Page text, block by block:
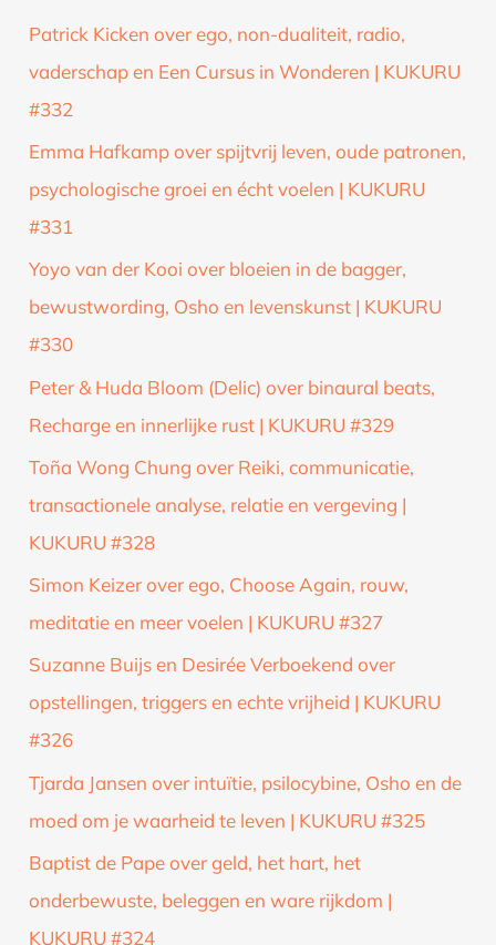
k
a
Patrick Kicken over ego, non-dualiteit, radio,
vaderschap en Een Cursus in Wonderen | KUKURU
#332
Emma Hafkamp over spijtvrij leven, oude patronen,
psychologische groei en écht voelen | KUKURU
#331
Yoyo van der Kooi over bloeien in de bagger,
bewustwording, Osho en levenskunst | KUKURU
#330
Peter & Huda Bloom (Delic) over binaural beats,
Recharge en innerlijke rust | KUKURU #329
Toña Wong Chung over Reiki, communicatie,
transactionele analyse, relatie en vergeving |
KUKURU #328
Simon Keizer over ego, Choose Again, rouw,
meditatie en meer voelen | KUKURU #327
Suzanne Buijs en Desirée Verboekend over
opstellingen, triggers en echte vrijheid | KUKURU
#326
Tjarda Jansen over intuïtie, psilocybine, Osho en de
moed om je waarheid te leven | KUKURU #325
Baptist de Pape over geld, het hart, het
onderbewuste, beleggen en ware rijkdom |
KUKURU #324